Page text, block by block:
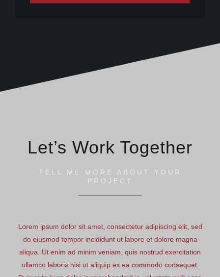
Let’s Work Together
TELL ME MORE ABOUT YOUR
PROJECT
Lorem ipsum dolor sit amet, consectetur adipiscing elit, sed
do eiusmod tempor incididunt ut labore et dolore magna
aliqua. Ut enim ad minim veniam, quis nostrud exercitation
ullamco laboris nisi ut aliquip ex ea commodo consequat.